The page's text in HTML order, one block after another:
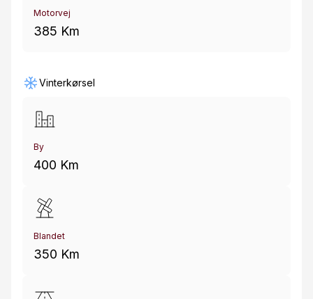
Motorvej
385 Km
Vinterkørsel
By
400 Km
Blandet
350 Km